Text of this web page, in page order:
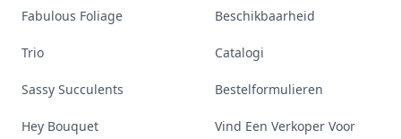
Fabulous Foliage
Trio
Sassy Succulents
Hey Bouquet
Beschikbaarheid
Catalogi
Bestelformulieren
Vind Een Verkoper Voor